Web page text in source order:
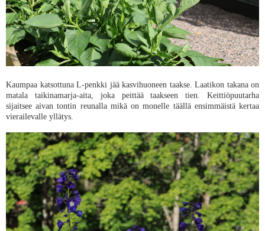
Kaumpaa katsottuna L-penkki jää kasvihuoneen taakse. Laatikon takana on
matala taikinamarja-aita, joka peittää taakseen tien. Keittiöpuutarha
sijaitsee aivan tontin reunalla mikä on monelle täällä ensimmäistä kertaa
vierailevalle yllätys.